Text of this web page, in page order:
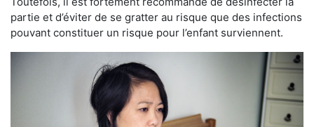
partie et d’éviter de se gratter au risque que des infections
pouvant constituer un risque pour l’enfant surviennent.